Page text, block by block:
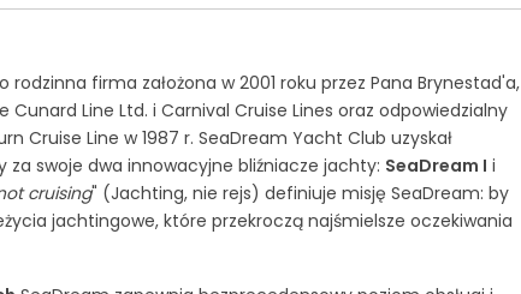
rodzinna firma założona w 2001 roku przez Pana Brynestad'a,
Cunard Line Ltd. i Carnival Cruise Lines oraz odpowiedzialny
Cruise Line w 1987 r. SeaDream Yacht Club uzyskał
za swoje dwa innowacyjne bliźniacze jachty: SeaDream I i
cruising" (Jachting, nie rejs) definiuje misję SeaDream: by
jachtingowe, które przekroczą najśmielsze oczekiwania